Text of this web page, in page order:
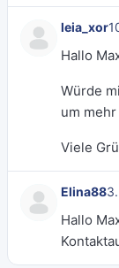
leia_xor
Hallo
Würde
um
Viele
Elina88
Hallo